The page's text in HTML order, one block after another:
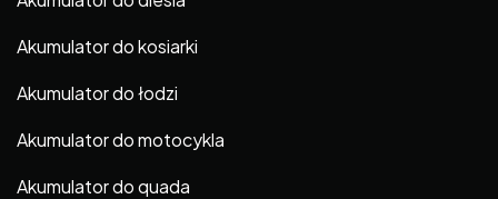
Akumulator do kosiarki
Akumulator do łodzi
Akumulator do motocykla
Akumulator do quada